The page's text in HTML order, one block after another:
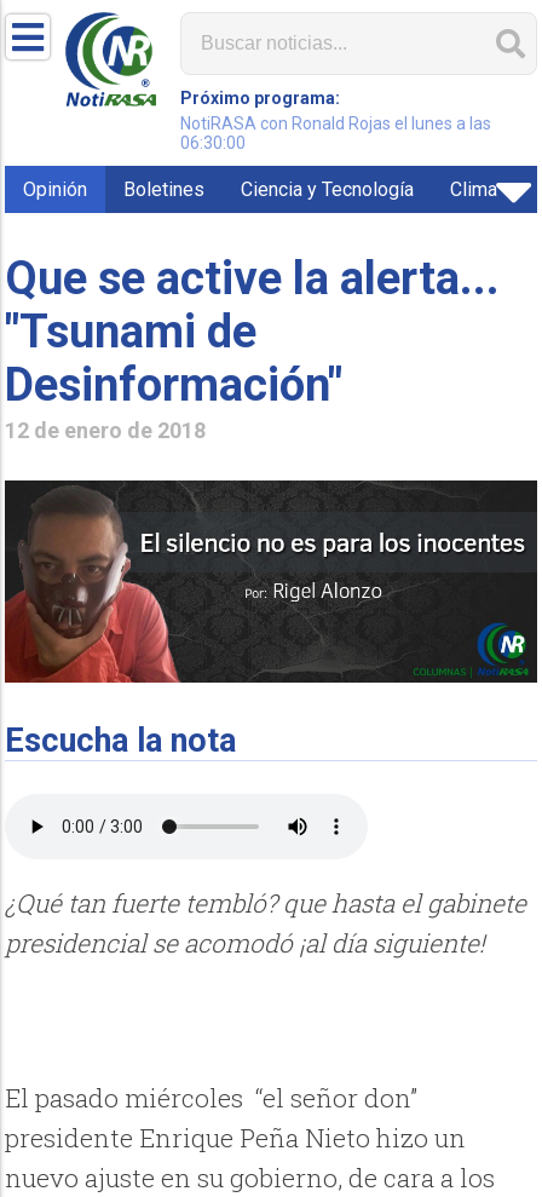
Próximo programa:
NotiRASA con Ronald Rojas el lunes a las
06:30:00
Opinión Boletines Ciencia y Tecnología Clima
Que se active la alerta...
"Tsunami de
Desinformación"
12 de enero de 2018
Escucha la nota
¿Qué tan fuerte tembló? que hasta el gabinete
presidencial se acomodó ¡al día siguiente!
El pasado miércoles “el señor don”
presidente Enrique Peña Nieto hizo un
nuevo ajuste en su gobierno, de cara a los